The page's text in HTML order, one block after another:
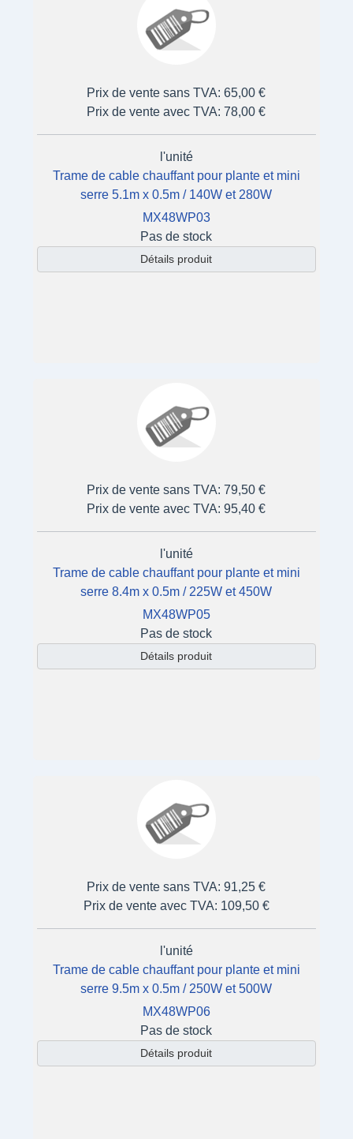
Prix de vente sans TVA:65,00 €
Prix de vente avec TVA:78,00 €
l'unité
Trame de cable chauffant pour plante et mini
serre 5.1m x 0.5m / 140W et 280W
MX48WP03
Pas de stock
Détails produit
Prix de vente sans TVA:79,50 €
Prix de vente avec TVA:95,40 €
l'unité
Trame de cable chauffant pour plante et mini
serre 8.4m x 0.5m / 225W et 450W
MX48WP05
Pas de stock
Détails produit
Prix de vente sans TVA:91,25 €
Prix de vente avec TVA: 109,50 €
l'unité
Trame de cable chauffant pour plante et mini
serre 9.5m x 0.5m / 250W et 500W
MX48WP06
Pas de stock
Détails produit